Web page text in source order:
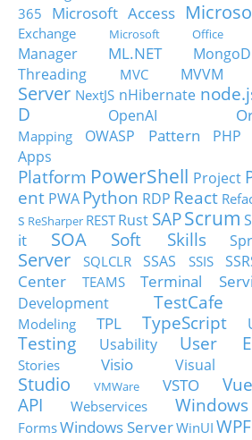
365
Microsoft Access
Exchange
Microsoft Office
Manager
ML.NET
Threading
MVC MVVM
Server NextJS nHibernate
D
OpenAI
Mapping
OWASP Pattern PHP
Apps
Platform PowerShell Project
ent PWA Python RDP React
s ReSharper RESTRust SAPScrum
it
SOA Soft Skills
Server
SQLCLR SSAS SSIS
Center
TEAMS Terminal
Development
TestCafe
Modeling
TPL TypeScript
Testing
Usability User
Stories
Visio Visual
Studio
VMWare VSTO
API
Webservices
FormsWindows ServerWinUI WPF